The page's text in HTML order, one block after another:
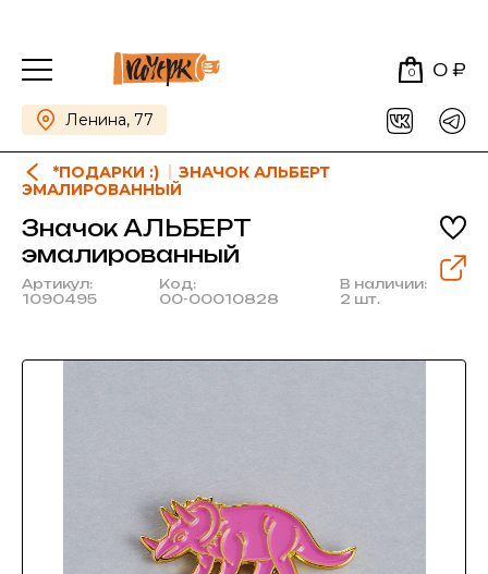
0 0 ₽
Ленина, 77
*ПОДАРКИ :)
ЗНАЧОК АЛЬБЕРТ
ЭМАЛИРОВАННЫЙ
Значок АЛЬБЕРТ
эмалированный
Артикул:
1090495
Код:
00-00010828
В наличии:
2 шт.